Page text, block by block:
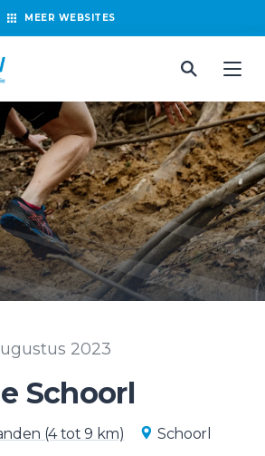
MEER WEBSITES
2023
Schoorl
(4 tot 9 km)
Schoorl